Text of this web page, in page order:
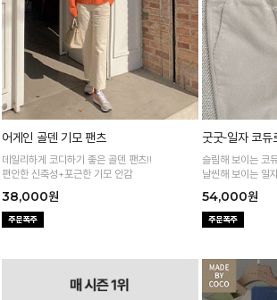
어게인 골덴 기모 팬츠
데일리하게 코디하기 좋은 골덴 팬츠!!
편안한 신축성+포근한 기모 안감
38,000원
굿굿-일자 코
슬림해 보이는 코
날씬해 보이는 일
54,000원